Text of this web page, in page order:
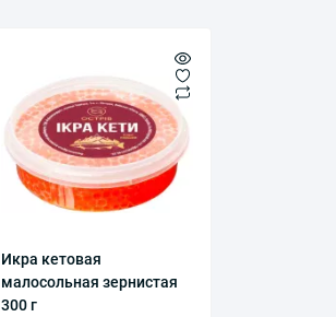
Икра кетовая
малосольная зернистая
300 г